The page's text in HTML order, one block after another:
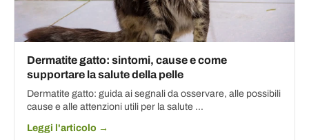
Dermatite gatto: sintomi, cause e come
supportare la salute della pelle
Dermatite gatto: guida ai segnali da osservare, alle possibili
cause e alle attenzioni utili per la salute ...
Leggi l'articolo →